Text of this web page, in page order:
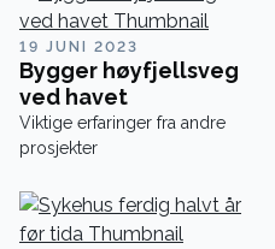
19 JUNI 2023
Bygger høyfjellsveg
ved havet
Viktige erfaringer fra andre
prosjekter